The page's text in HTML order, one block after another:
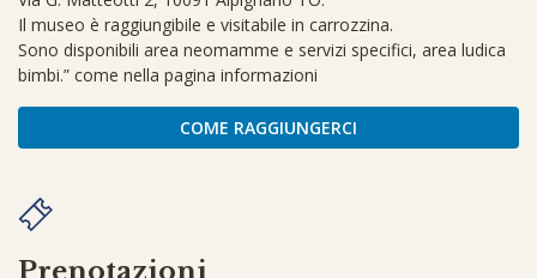
Il museo è raggiungibile e visitabile in carrozzina.
Sono disponibili area neomamme e servizi specifici, area ludica
bimbi.” come nella pagina informazioni
COME RAGGIUNGERCI